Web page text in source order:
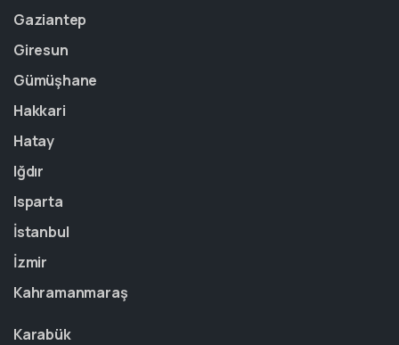
Gaziantep
Giresun
Gümüşhane
Hakkari
Hatay
Iğdır
Isparta
İstanbul
İzmir
Kahramanmaraş
Karabük